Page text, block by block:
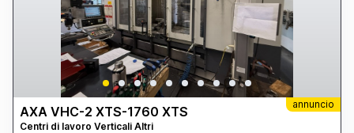
annuncio
AXA VHC-2 XTS-1760 XTS
Centri di lavoro Verticali Altri